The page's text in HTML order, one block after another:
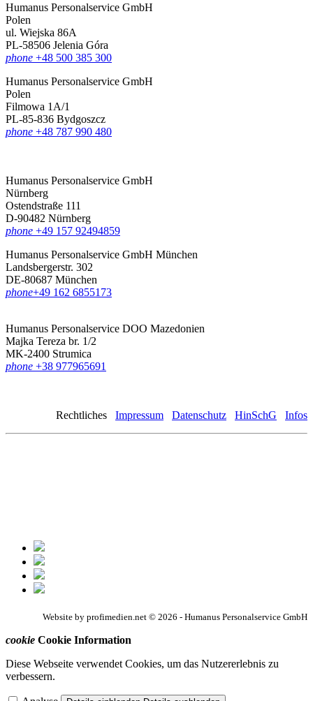
Humanus Personalservice GmbH
Polen
ul. Wiejska 86A
PL-58506 Jelenia Góra
phone +48 500 385 300
Humanus Personalservice GmbH
Polen
Filmowa 1A/1
PL-85-836 Bydgoszcz
phone +48 787 990 480
Humanus Personalservice GmbH
Nürnberg
Ostendstraße 111
D-90482 Nürnberg
phone +49 157 92494859
Humanus Personalservice GmbH München
Landsbergerstr. 302
DE-80687 München
phone‪+49 162 6855173
Humanus Personalservice DOO Mazedonien
Majka Tereza br. 1/2
MK-2400 Strumica
phone +38 977965691
Rechtliches Impressum Datenschutz HinSchG Infos
Website by profimedien.net © 2026 - Humanus Personalservice GmbH
cookie Cookie Information
Diese Webseite verwendet Cookies, um das Nutzererlebnis zu
verbessern.